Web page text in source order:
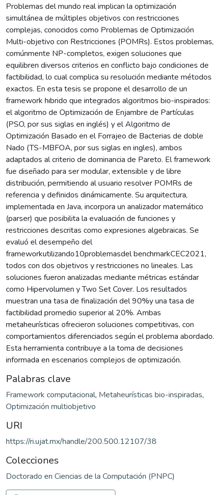
Problemas del mundo real implican la optimización
simultánea de múltiples objetivos con restricciones
complejas, conocidos como Problemas de Optimización
Multi-objetivo con Restricciones (POMRs). Estos problemas,
comúnmente NP-completos, exigen soluciones que
equilibren diversos criterios en conflicto bajo condiciones de
factibilidad, lo cual complica su resolución mediante métodos
exactos. En esta tesis se propone el desarrollo de un
framework hıbrido que integrados algoritmos bio-inspirados:
el algoritmo de Optimización de Enjambre de Partículas
(PSO, por sus siglas en inglés) y el Algoritmo de
Optimización Basado en el Forrajeo de Bacterias de doble
Nado (TS-MBFOA, por sus siglas en ingles), ambos
adaptados al criterio de dominancia de Pareto. El framework
fue diseñado para ser modular, extensible y de libre
distribución, permitiendo al usuario resolver POMRs de
referencia y definidos dinámicamente. Su arquitectura,
implementada en Java, incorpora un analizador matemático
(parser) que posibilita la evaluación de funciones y
restricciones descritas como expresiones algebraicas. Se
evaluó el desempeño del
frameworkutilizando10problemasdel benchmarkCEC2021,
todos con dos objetivos y restricciones no lineales. Las
soluciones fueron analizadas mediante métricas estándar
como Hipervolumen y Two Set Cover. Los resultados
muestran una tasa de finalización del 90%y una tasa de
factibilidad promedio superior al 20%. Ambas
metaheurísticas ofrecieron soluciones competitivas, con
comportamientos diferenciados según el problema abordado.
Esta herramienta contribuye a la toma de decisiones
informada en escenarios complejos de optimización.
Palabras clave
Framework computacional, Metaheurísticas bio-inspiradas,
Optimización multiobjetivo
URI
https://ri.ujat.mx/handle/200.500.12107/38
Colecciones
Doctorado en Ciencias de la Computación (PNPC)